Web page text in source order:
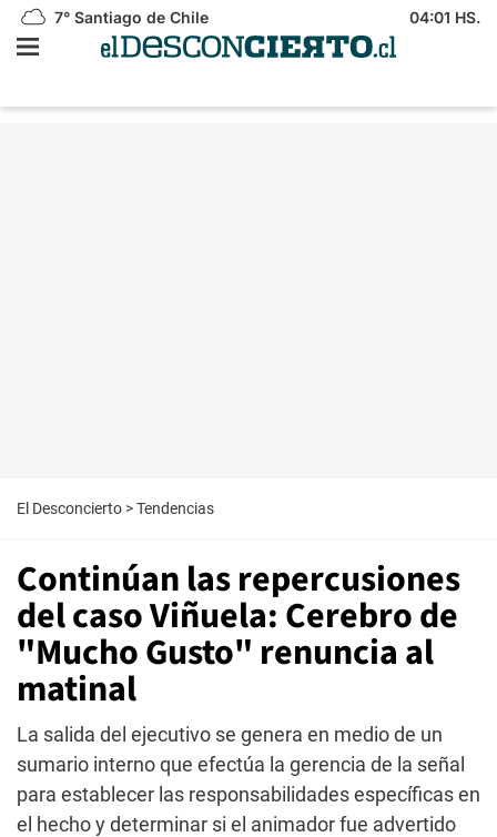
7° Santiago de Chile 04:01 HS.
El Desconcierto >Tendencias
Continúan las repercusiones
del caso Viñuela: Cerebro de
"Mucho Gusto" renuncia al
matinal
La salida del ejecutivo se genera en medio de un
sumario interno que efectúa la gerencia de la señal
para establecer las responsabilidades específicas en
el hecho y determinar si el animador fue advertido